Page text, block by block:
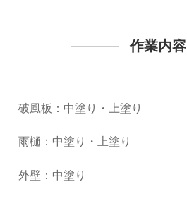
作業内容
破風板：中塗り・上塗り
雨樋：中塗り・上塗り
外壁：中塗り